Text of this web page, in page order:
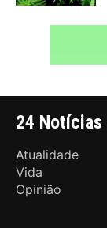
24 Notícias
Atualidade
Vida
Opinião